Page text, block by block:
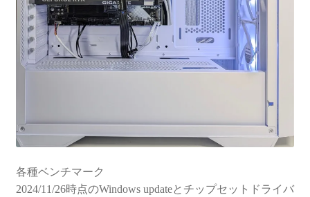
各種ベンチマーク
2024/11/26時点のWindows updateとチップセットドライバ